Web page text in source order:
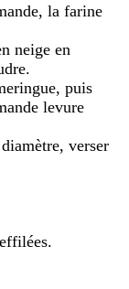
la farine
neige en
puis
levure
verser